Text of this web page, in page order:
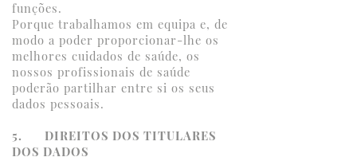
funções.
Porque trabalhamos em equipa e, de
modo a poder proporcionar-lhe os
melhores cuidados de saúde, os
nossos profissionais de saúde
poderão partilhar entre si os seus
dados pessoais.
5. DIREITOS DOS TITULARES
DOS DADOS